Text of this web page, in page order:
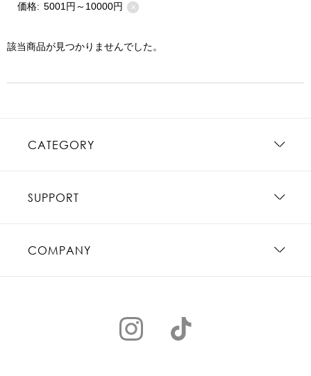
価格: 5001円～10000円 ×
該当商品が見つかりませんでした。
CATEGORY
SUPPORT
COMPANY